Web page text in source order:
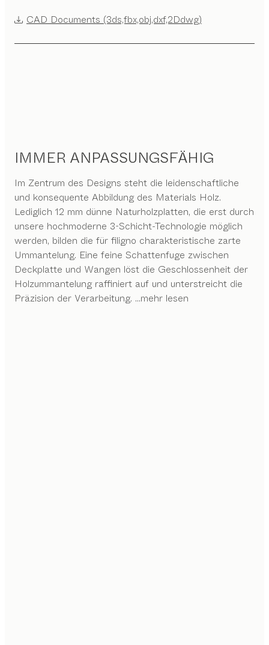
CAD Documents (3ds,fbx,obj,dxf,2Ddwg)
IMMER ANPASSUNGSFÄHIG
Im Zentrum des Designs steht die leidenschaftliche
und konsequente Abbildung des Materials Holz.
Lediglich 12 mm dünne Naturholzplatten, die erst durch
unsere hochmoderne 3-Schicht-Technologie möglich
werden, bilden die für filigno charakteristische zarte
Ummantelung. Eine feine Schattenfuge zwischen
Deckplatte und Wangen löst die Geschlossenheit der
Holzummantelung raffiniert auf und unterstreicht die
Präzision der Verarbeitung. ...mehr lesen